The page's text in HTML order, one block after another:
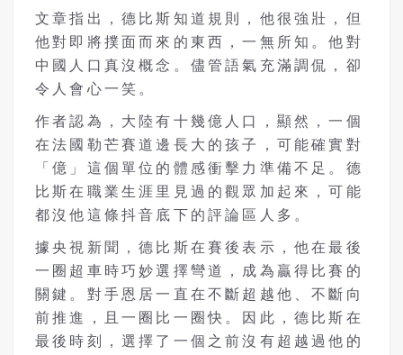
文章指出，德比斯知道規則，他很強壯，但
他對即將撲面而來的東西，一無所知。他對
中國人口真沒概念。儘管語氣充滿調侃，卻
令人會心一笑。
作者認為，大陸有十幾億人口，顯然，一個
在法國勒芒賽道邊長大的孩子，可能確實對
「億」這個單位的體感衝擊力準備不足。德
比斯在職業生涯里見過的觀眾加起來，可能
都沒他這條抖音底下的評論區人多。
據央視新聞，德比斯在賽後表示，他在最後
一圈超車時巧妙選擇彎道，成為贏得比賽的
關鍵。對手恩居一直在不斷超越他、不斷向
前推進，且一圈比一圈快。因此，德比斯在
最後時刻，選擇了一個之前沒有超越過他的